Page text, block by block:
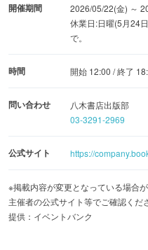
開催期間
2026/05/22(金) ～
休業日:日曜(5月24
で。
時間 開始 12:00 / 終了
問い合わせ
八木書店出版部
03-3291-2969
公式サイト https://
※掲載内容が変更となっている場合
主催者の公式サイト等でご確認くだ
提供：イベントバンク